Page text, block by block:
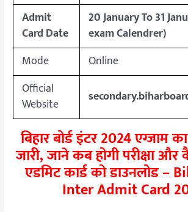
Admit
Card Date
20 January To 31
exam Calendrer)
Mode
Online
Official
Website
बिहार बोर्ड इंटर 2024 एग्जाम
जारी, जाने कब होगी परीक्षा
एडमिट कार्ड को डाउनलोड –
Inter Admit Card